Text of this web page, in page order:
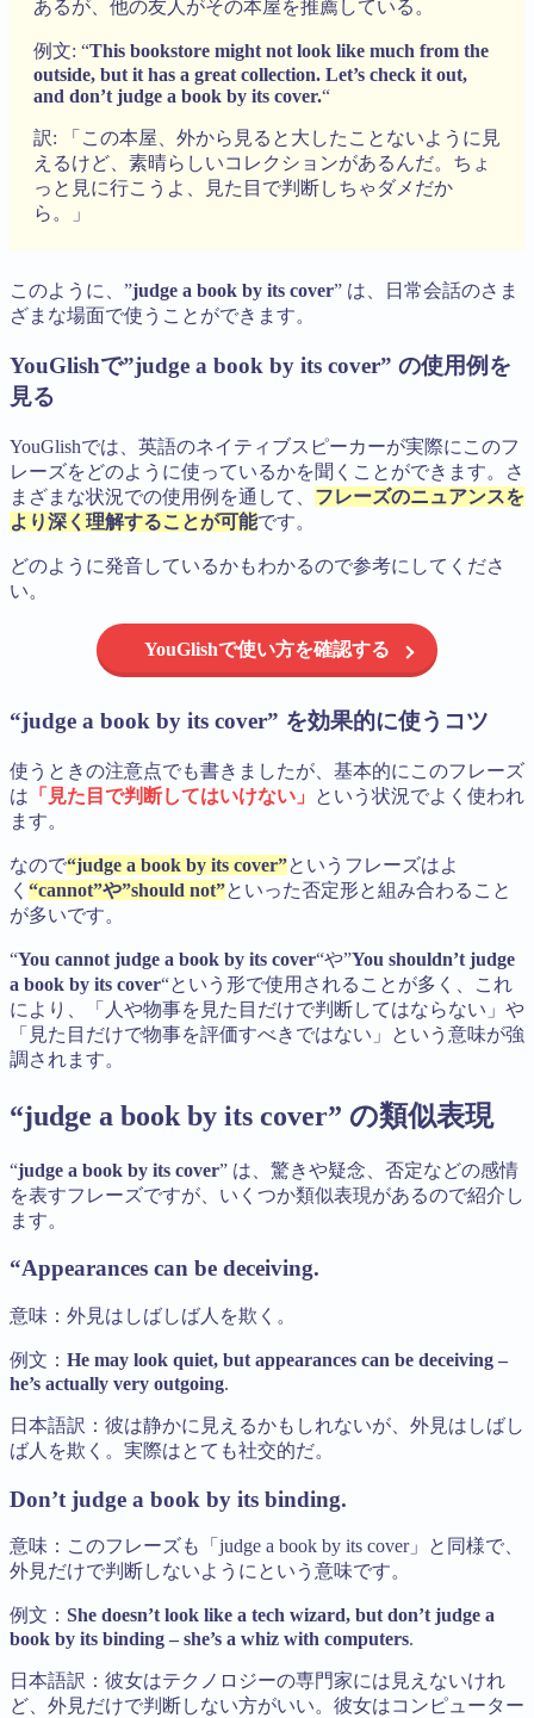
あるが、他の友人がその本屋を推薦している。
例文: “This bookstore might not look like much from the
outside, but it has a great collection. Let’s check it out,
and don’t judge a book by its cover.“
訳: 「この本屋、外から見ると大したことないように見
えるけど、素晴らしいコレクションがあるんだ。ちょ
っと見に行こうよ、見た目で判断しちゃダメだか
ら。」
このように、”judge a book by its cover” は、日常会話のさま
ざまな場面で使うことができます。
YouGlishで”judge a book by its cover” の使用例を
見る
YouGlishでは、英語のネイティブスピーカーが実際にこのフ
レーズをどのように使っているかを聞くことができます。さ
まざまな状況での使用例を通して、 フレーズのニュアンスを
より深く理解することが可能です。
どのように発音しているかもわかるので参考にしてくださ
い。
YouGlishで使い方を確認する
“judge a book by its cover” を効果的に使うコツ
使うときの注意点でも書きましたが、基本的にこのフレーズ
は 「見た目で判断してはいけない」
という状況でよく使われ
ます。
なので“judge a book by its cover”というフレーズはよ
く “cannot”や”should not”といった否定形と組み合わること
が多いです。
“You cannot judge a book by its cover“や”You shouldn’t judge
a book by its cover“という形で使用されることが多く、これ
により、「人や物事を見た目だけで判断してはならない」や
「見た目だけで物事を評価すべきではない」という意味が強
調されます。
“judge a book by its cover” の類似表現
“judge a book by its cover” は、驚きや疑念、否定などの感情
を表すフレーズですが、いくつか類似表現があるので紹介し
ます。
“Appearances can be deceiving.
意味：外見はしばしば人を欺く。
例文： He may look quiet, but appearances can be deceiving –
he’s actually very outgoing.
日本語訳：彼は静かに見えるかもしれないが、外見はしばし
ば人を欺く。実際はとても社交的だ。
Don’t judge a book by its binding.
意味：このフレーズも「judge a book by its cover」と同様で、
外見だけで判断しないようにという意味です。
例文： She doesn’t look like a tech wizard, but don’t judge a
book by its binding – she’s a whiz with computers.
日本語訳：彼女はテクノロジーの専門家には見えないけれ
ど、外見だけで判断しない方がいい。彼女はコンピューター